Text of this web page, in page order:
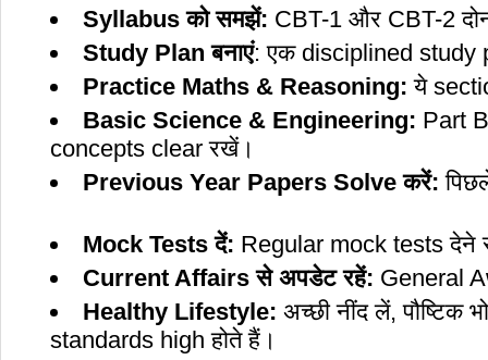
Syllabus को समझें: CBT-1 और
Study Plan बनाएं: एक
Practice Maths & Reasoning: ये
Basic Science & Engineering: Part
concepts
Previous Year Papers Solve करें:
Mock Tests दें: Regular mock
Current Affairs से अपडेट रहें: General
Healthy Lifestyle: अच्छी नींद लें,
standards high होते हैं।